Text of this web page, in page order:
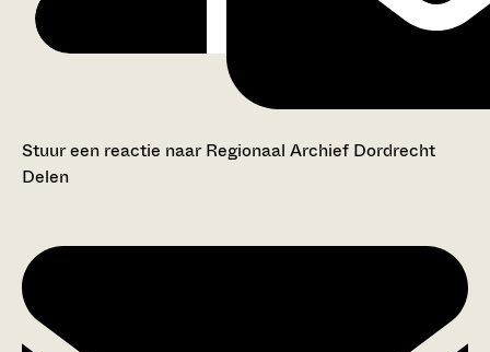
Stuur een reactie naar Regionaal Archief Dordrecht
Delen